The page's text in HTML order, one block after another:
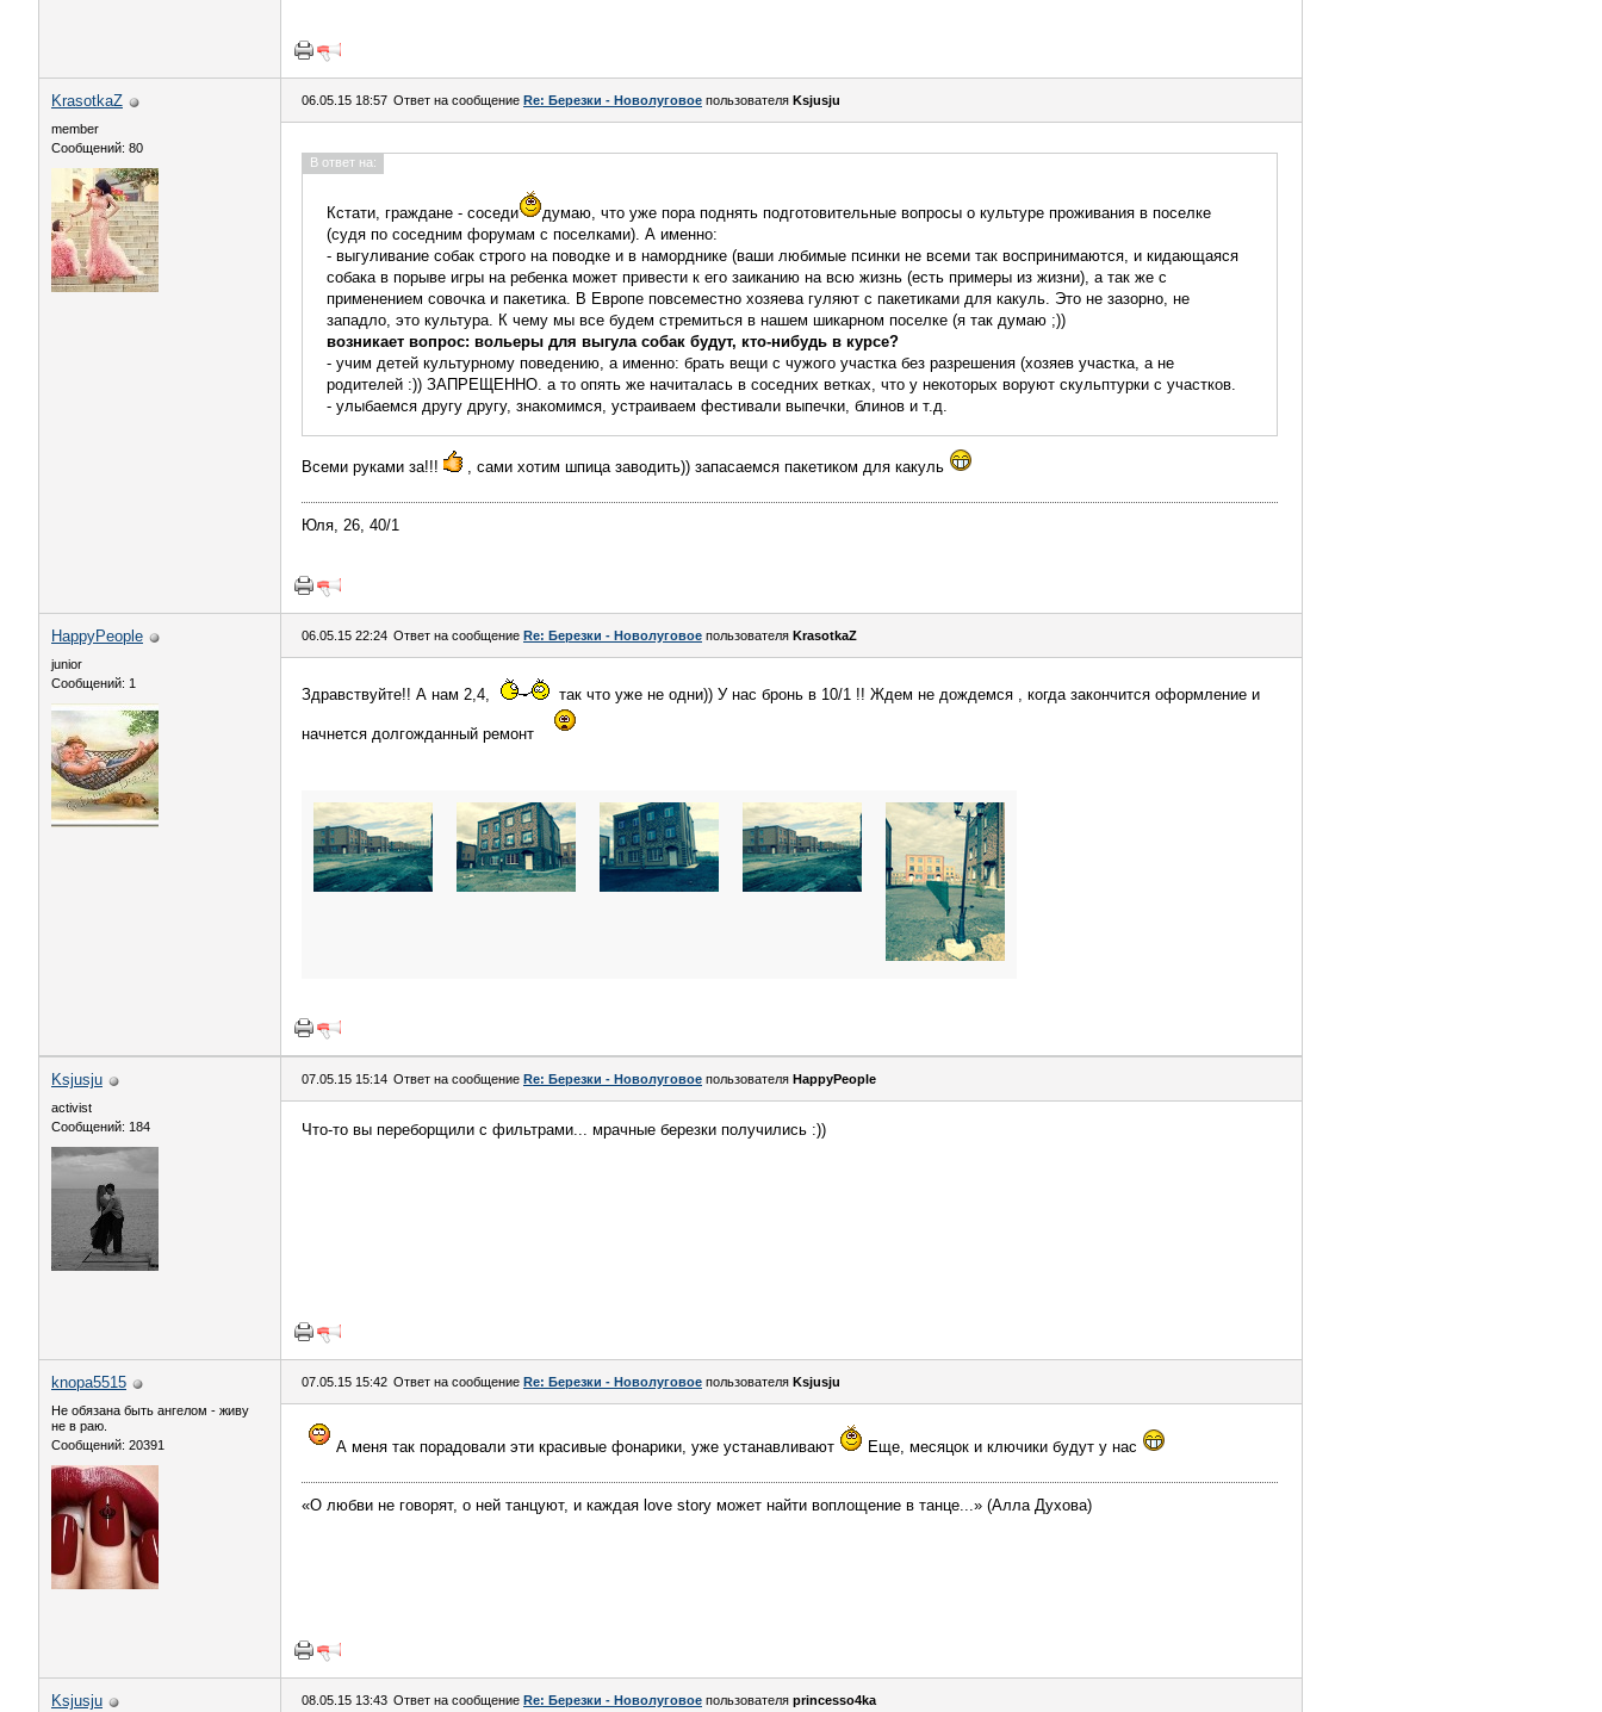
KrasotkaZ
member
Сообщений: 80
06.05.15 18:57 Ответ на сообщение Re: Березки - Новолуговое пользователя Ksjusju
В ответ на:
Кстати, граждане - соседи
думаю, что уже пора поднять подготовительные вопросы о культуре проживания в поселке
(судя по соседним форумам с поселками). А именно:
- выгуливание собак строго на поводке и в наморднике (ваши любимые псинки не всеми так воспринимаются, и кидающаяся
собака в порыве игры на ребенка может привести к его заиканию на всю жизнь (есть примеры из жизни), а так же с
применением совочка и пакетика. В Европе повсеместно хозяева гуляют с пакетиками для какуль. Это не зазорно, не
западло, это культура. К чему мы все будем стремиться в нашем шикарном поселке (я так думаю ;))
возникает вопрос: вольеры для выгула собак будут, кто-нибудь в курсе?
- учим детей культурному поведению, а именно: брать вещи с чужого участка без разрешения (хозяев участка, а не
родителей :)) ЗАПРЕЩЕННО. а то опять же начиталась в соседних ветках, что у некоторых воруют скульптурки с участков.
- улыбаемся другу другу, знакомимся, устраиваем фестивали выпечки, блинов и т.д.
Всеми руками за!!! , сами хотим шпица заводить)) запасаемся пакетиком для какуль
Юля, 26, 40/1
HappyPeople
junior
Сообщений: 1
06.05.15 22:24 Ответ на сообщение Re: Березки - Новолуговое пользователя KrasotkaZ
Здравствуйте!! А нам 2,4, так что уже не одни)) У нас бронь в 10/1 !! Ждем не дождемся , когда закончится оформление и
начнется долгожданный ремонт
Ksjusju
activist
Сообщений: 184
07.05.15 15:14 Ответ на сообщение Re: Березки - Новолуговое пользователя HappyPeople
Что-то вы переборщили с фильтрами... мрачные березки получились :))
knopa5515
Не обязана быть ангелом - живу
не в раю.
Сообщений: 20391
07.05.15 15:42 Ответ на сообщение Re: Березки - Новолуговое пользователя Ksjusju
А меня так порадовали эти красивые фонарики, уже устанавливают Еще, месяцок и ключики будут у нас
«О любви не говорят, о ней танцуют, и каждая love story может найти воплощение в танце...» (Алла Духова)
Ksjusju 08.05.15 13:43 Ответ на сообщение Re: Березки - Новолуговое пользователя princesso4ka